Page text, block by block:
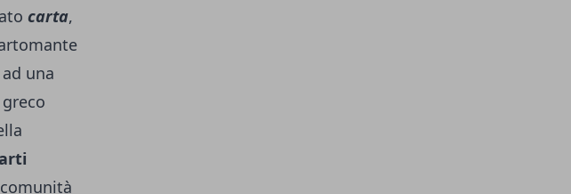
carta,
una